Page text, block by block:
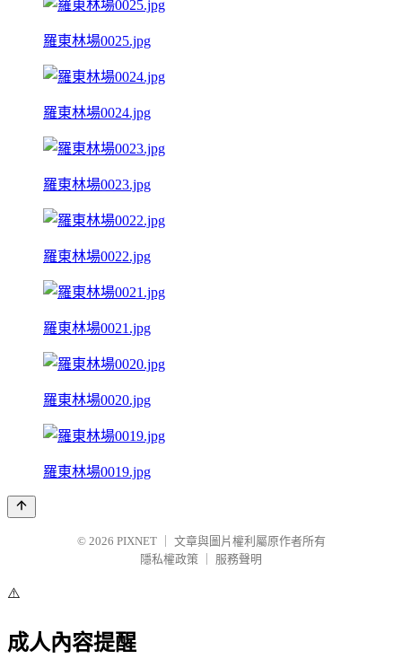
羅東林場0025.jpg
羅東林場0024.jpg
羅東林場0023.jpg
羅東林場0022.jpg
羅東林場0021.jpg
羅東林場0020.jpg
羅東林場0019.jpg
© 2026 PIXNET
文章與圖片權利屬原作者所有
隱私權政策
服務聲明
⚠️
成人內容提醒